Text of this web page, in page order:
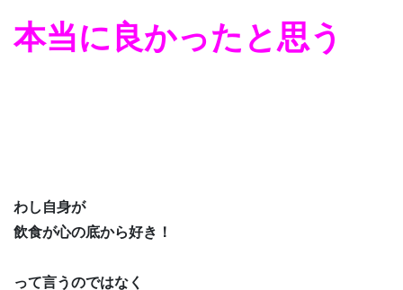
本当に良かったと思う
わし自身が
飲食が心の底から好き！
って言うのではなく